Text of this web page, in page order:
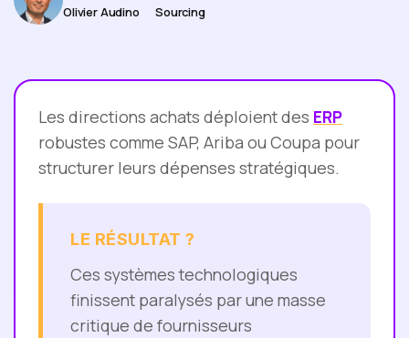
Olivier Audino Sourcing
Les directions achats déploient des ERP
robustes comme SAP, Ariba ou Coupa pour
structurer leurs dépenses stratégiques.
LE RÉSULTAT ?
Ces systèmes technologiques
finissent paralysés par une masse
critique de fournisseurs